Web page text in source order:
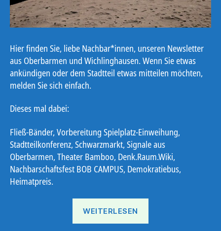
Hier finden Sie, liebe Nachbar*innen, unseren Newsletter
aus Oberbarmen und Wichlinghausen. Wenn Sie etwas
ankündigen oder dem Stadtteil etwas mitteilen möchten,
melden Sie sich einfach.
Dieses mal dabei:
Fließ-Bänder, Vorbereitung Spielplatz-Einweihung,
Stadtteilkonferenz, Schwarzmarkt, Signale aus
Oberbarmen, Theater Bamboo, Denk.Raum.Wiki,
Nachbarschaftsfest BOB CAMPUS, Demokratiebus,
Heimatpreis.
WEITERLESEN